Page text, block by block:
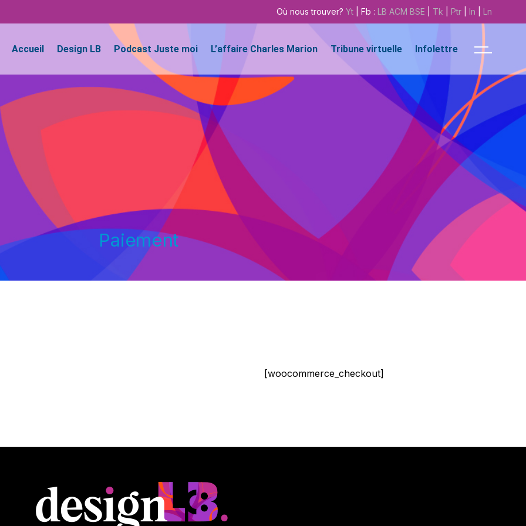
Où nous trouver? Yt | Fb : LB ACM BSE Tk Ptr In Ln
Accueil Design LB Podcast Juste moi L’affaire Charles Marion Tribune virtuelle Infolettre
Paiement
[woocommerce_checkout]